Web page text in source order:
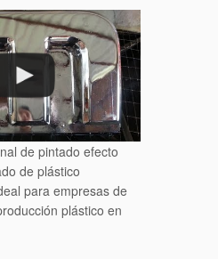
de pintado efecto
de plástico
para empresas de
plástico en